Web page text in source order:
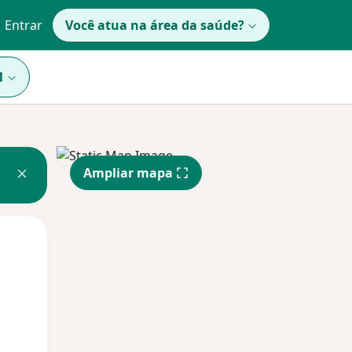
Entrar Você atua na área da saúde?
Ampliar mapa